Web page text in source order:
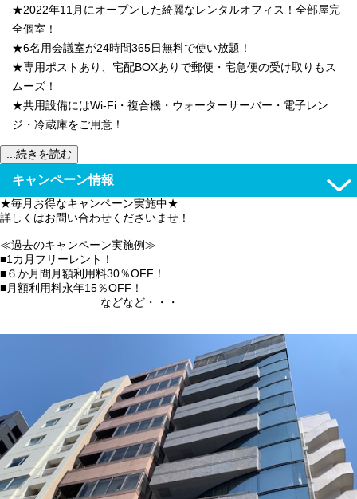
★2022年11月にオープンした綺麗なレンタルオフィス！全部屋完
全個室！
★6名用会議室が24時間365日無料で使い放題！
★専用ポストあり、宅配BOXありで郵便・宅急便の受け取りもス
ムーズ！
★共用設備にはWi-Fi・複合機・ウォーターサーバー・電子レン
ジ・冷蔵庫をご用意！
...続きを読む
キャンペーン情報
★毎月お得なキャンペーン実施中★
詳しくはお問い合わせくださいませ！
≪過去のキャンペーン実施例≫
■1カ月フリーレント！
■６か月間月額利用料30％OFF！
■月額利用料永年15％OFF！
などなど・・・